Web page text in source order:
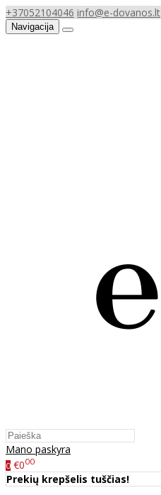
+37052104046 info@e-dovanos.lt
Navigacija
Mano paskyra
0 €000
Prekių krepšelis tuščias!